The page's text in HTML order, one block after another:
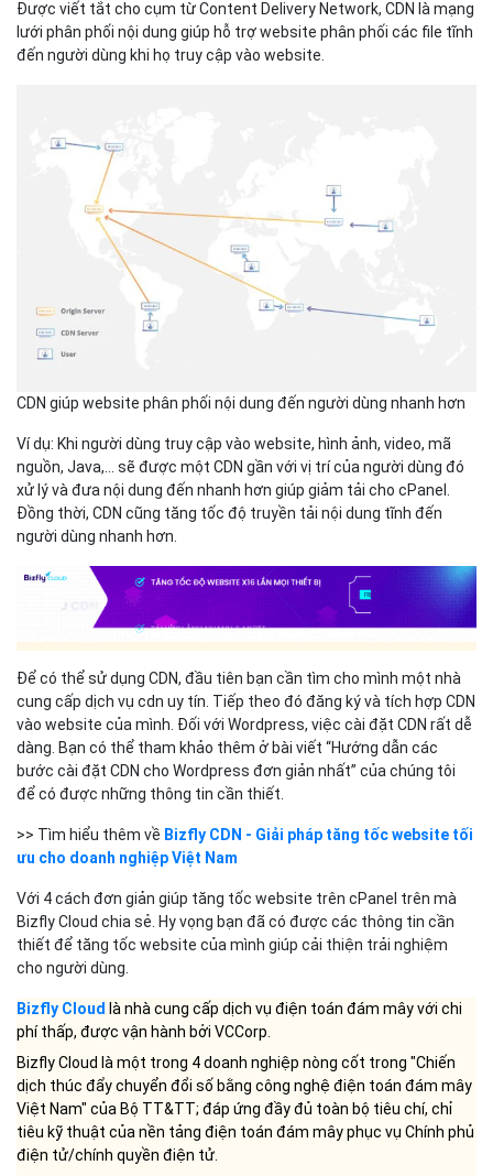
Được viết tắt cho cụm từ Content Delivery Network, CDN là mạng
lưới phân phối nội dung giúp hỗ trợ website phân phối các file tĩnh
đến người dùng khi họ truy cập vào website.
CDN giúp website phân phối nội dung đến người dùng nhanh hơn
Ví dụ: Khi người dùng truy cập vào website, hình ảnh, video, mã
nguồn, Java,... sẽ được một CDN gần với vị trí của người dùng đó
xử lý và đưa nội dung đến nhanh hơn giúp giảm tải cho cPanel.
Đồng thời, CDN cũng tăng tốc độ truyền tải nội dung tĩnh đến
người dùng nhanh hơn.
Để có thể sử dụng CDN, đầu tiên bạn cần tìm cho mình một nhà
cung cấp dịch vụ cdn uy tín. Tiếp theo đó đăng ký và tích hợp CDN
vào website của mình. Đối với Wordpress, việc cài đặt CDN rất dễ
dàng. Bạn có thể tham khảo thêm ở bài viết “Hướng dẫn các
bước cài đặt CDN cho Wordpress đơn giản nhất” của chúng tôi
để có được những thông tin cần thiết.
>> Tìm hiểu thêm về Bizfly CDN - Giải pháp tăng tốc website tối
ưu cho doanh nghiệp Việt Nam
Với 4 cách đơn giản giúp tăng tốc website trên cPanel trên mà
Bizfly Cloud chia sẻ. Hy vọng bạn đã có được các thông tin cần
thiết để tăng tốc website của mình giúp cải thiện trải nghiệm
cho người dùng.
Bizfly Cloud là nhà cung cấp dịch vụ điện toán đám mây với chi
phí thấp, được vận hành bởi VCCorp.
Bizfly Cloud là một trong 4 doanh nghiệp nòng cốt trong "Chiến
dịch thúc đẩy chuyển đổi số bằng công nghệ điện toán đám mây
Việt Nam" của Bộ TT&TT; đáp ứng đầy đủ toàn bộ tiêu chí, chỉ
tiêu kỹ thuật của nền tảng điện toán đám mây phục vụ Chính phủ
điện tử/chính quyền điện tử.